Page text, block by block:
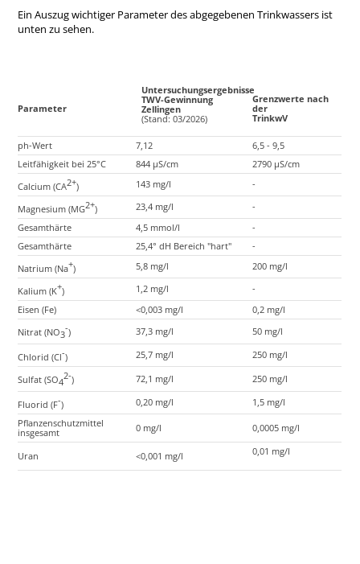
Ein Auszug wichtiger Parameter des abgegebenen Trinkwassers ist
unten zu sehen.
Parameter
Untersuchungsergebnisse
TWV-Gewinnung
Zellingen
(Stand: 03/2026)
Grenzwerte nach
der
TrinkwV
ph-Wert 7,12
6,5 - 9,5
Leitfähigkeit bei 25°C
844 µS/cm
2790 µS/cm
Calcium (CA2+) 143 mg/l -
Magnesium (MG2+) 23,4 mg/l
-
Gesamthärte
4,5 mmol/l
-
Gesamthärte
25,4° dH Bereich "hart"
-
Natrium (Na+) 5,8 mg/l 200 mg/l
Kalium (K+) 1,2 mg/l
-
Eisen (Fe)
<0,003 mg/l
0,2 mg/l
Nitrat (NO3
-) 37,3 mg/l 50 mg/l
Chlorid (Cl-) 25,7 mg/l 250 mg/l
Sulfat (SO4
2-) 72,1 mg/l 250 mg/l
Fluorid (F-) 0,20 mg/l
1,5 mg/l
Pflanzenschutzmittel
insgesamt
0 mg/l 0,0005 mg/l
Uran <0,001 mg/l 0,01 mg/l